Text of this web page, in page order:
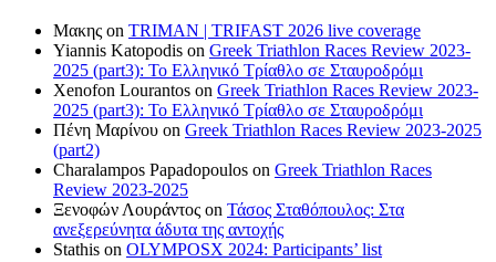
Μακης on TRIMAN | TRIFAST 2026 live coverage
Yiannis Katopodis on Greek Triathlon Races Review 2023-
2025 (part3): Το Ελληνικό Τρίαθλο σε Σταυροδρόμι
Xenofon Lourantos on Greek Triathlon Races Review 2023-
2025 (part3): Το Ελληνικό Τρίαθλο σε Σταυροδρόμι
Πένη Μαρίνου on Greek Triathlon Races Review 2023-2025
(part2)
Charalampos Papadopoulos on Greek Triathlon Races
Review 2023-2025
Ξενοφών Λουράντος on Τάσος Σταθόπουλος: Στα
ανεξερεύνητα άδυτα της αντοχής
Stathis on OLYMPOSX 2024: Participants’ list